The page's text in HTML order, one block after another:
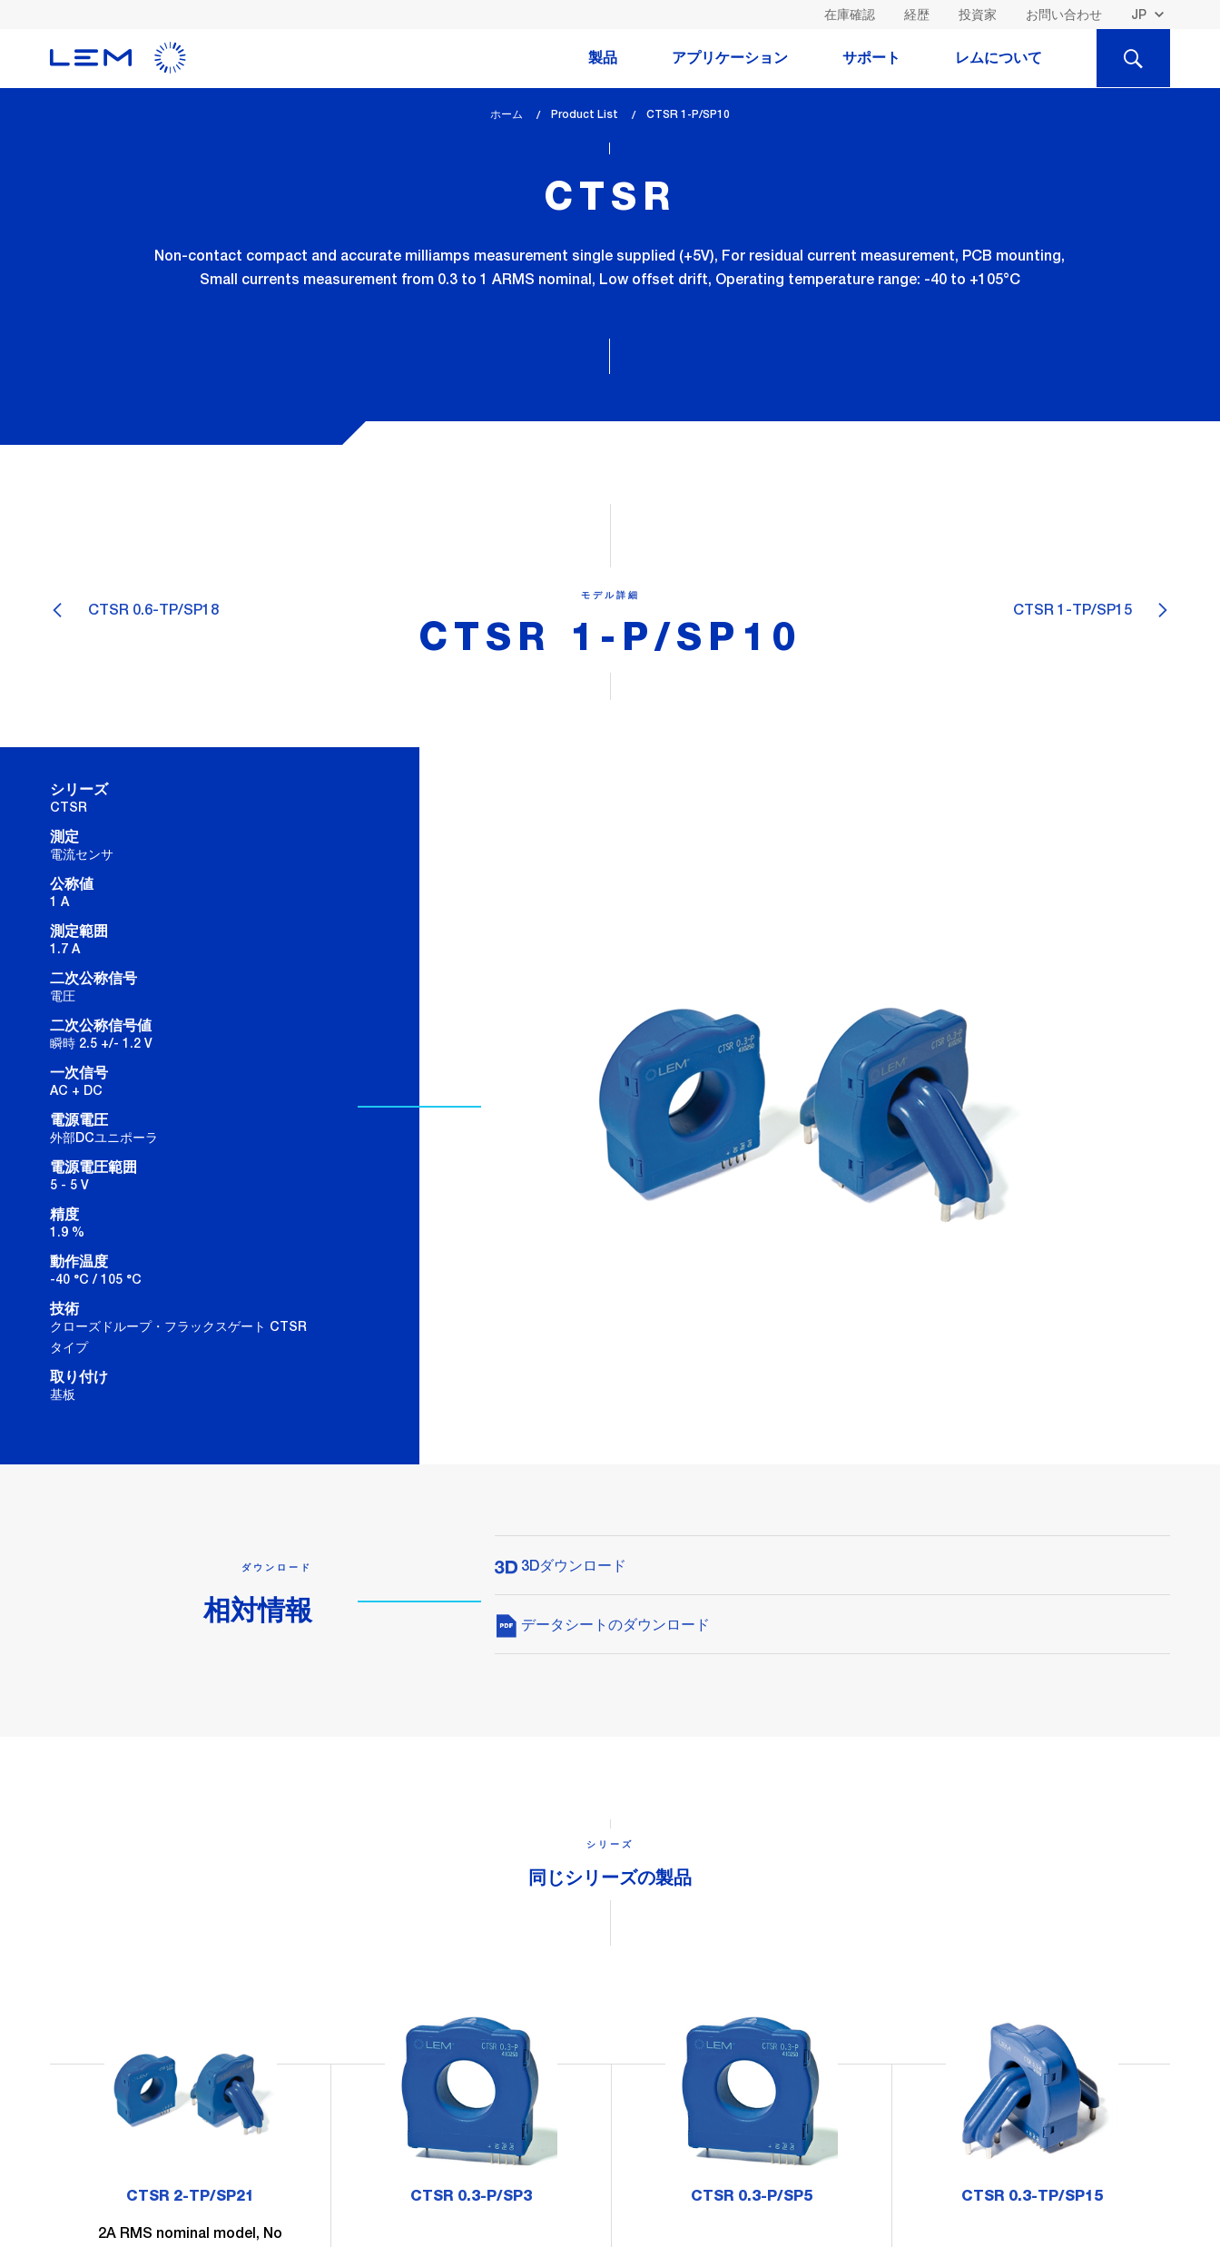
在庫確認 経歴 投資家 お問い合わせ
製品 アプリケーション サポート レムについて
検
ホーム Product List
lem_current_page
CTSR 1-P/SP10
CTSR
Non-contact compact and accurate milliamps measurement single supplied (+5V), For residual current measurement, PCB mounting,
Small currents measurement from 0.3 to 1 ARMS nominal, Low offset drift, Operating temperature range: -40 to +105°C
CTSR 0.6-TP/SP18 CTSR 1-TP/SP15
モデル詳細
CTSR 1-P/SP10
シリーズ
CTSR
測定
電流センサ
公称値
1 A
測定範囲
1.7 A
二次公称信号
電圧
二次公称信号値
瞬時 2.5 +/- 1.2 V
一次信号
AC + DC
電源電圧
外部DCユニポーラ
電源電圧範囲
5 - 5 V
精度
1.9 %
動作温度
-40 °C / 105 °C
技術
クローズドループ・フラックスゲート CTSR
タイプ
取り付け
基板
ダウンロード
相対情報
3Dダウンロード
データシートのダウンロード
シリーズ
同じシリーズの製品
CTSR 2-TP/SP21
2A RMS nominal model, No
CTSR 0.3-P/SP3 CTSR 0.3-P/SP5 CTSR 0.3-TP/SP15